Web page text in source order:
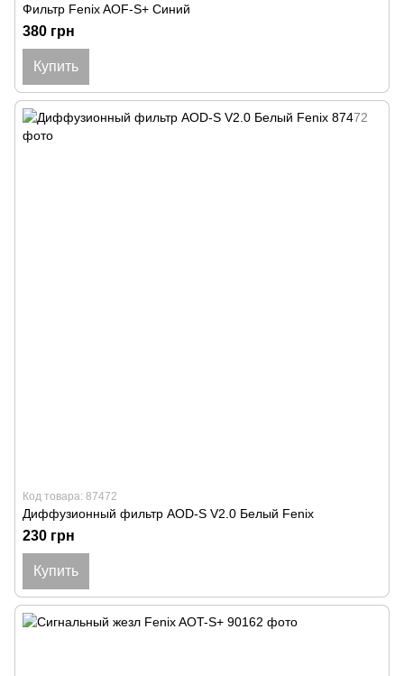
Фильтр Fenix ​​AOF-S+ Синий
380 грн
Купить
Код товара: 87472
Диффузионный фильтр AOD-S V2.0 Белый Fenix
230 грн
Купить